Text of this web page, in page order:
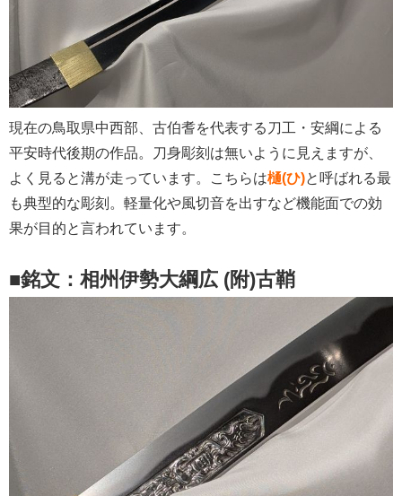
現在の鳥取県中西部、古伯耆を代表する刀工・安綱による
平安時代後期の作品。刀身彫刻は無いように見えますが、
よく見ると溝が走っています。こちらは樋(ひ)と呼ばれる最
も典型的な彫刻。軽量化や風切音を出すなど機能面での効
果が目的と言われています。
■銘文：相州伊勢大綱広 (附)古鞘